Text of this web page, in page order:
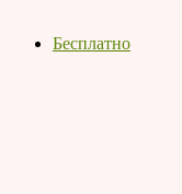
Бесплатно